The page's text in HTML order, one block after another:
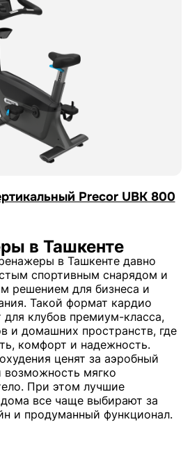
Precor UBK 800
в Ташкенте
в Ташкенте давно
спортивным снарядом и
решением для бизнеса и
Такой формат кардио
для клубов премиум-класса,
и домашних пространств, где
комфорт и надежность.
ценят за аэробный
возможность мягко
При этом лучшие
все чаще выбирают за
и продуманный функционал.
в Ташкенте